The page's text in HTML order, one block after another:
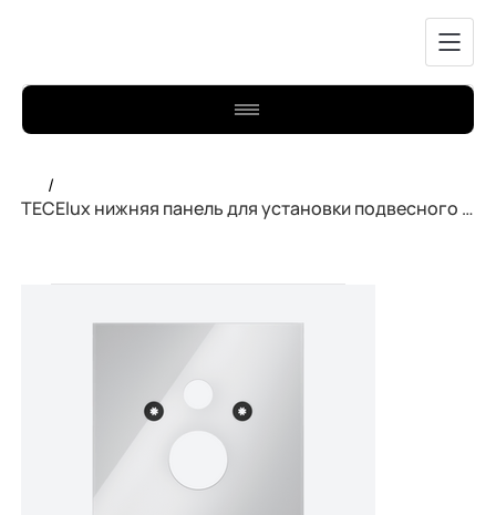
/
TECElux нижняя панель для установки подвесного унитаза 9650100